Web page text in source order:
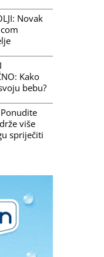
Novak
Kako
bebu?
Ponudite
više
spriječiti